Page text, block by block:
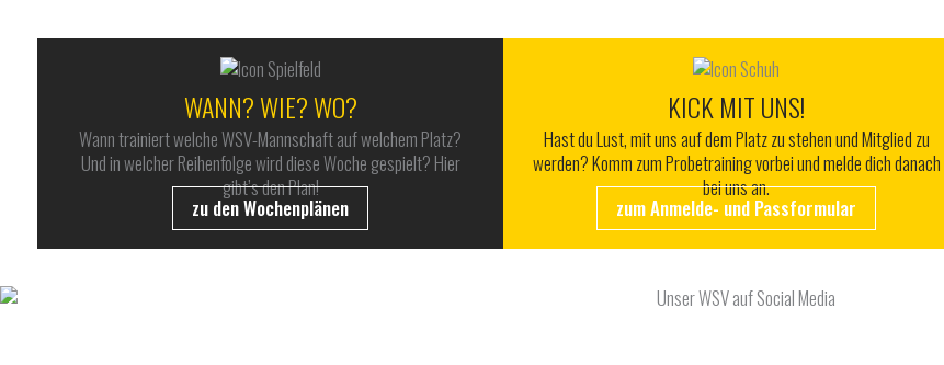
WANN? WIE? WO?
Wann trainiert welche WSV-Mannschaft auf welchem Platz?
Und in welcher Reihenfolge wird diese Woche gespielt? Hier
gibt’s den Plan!
zu den Wochenplänen
KICK MIT UNS!
Hast du Lust, mit uns auf dem Platz zu stehen und Mitglied zu
werden? Komm zum Probetraining vorbei und melde dich danach
bei uns an.
zum Anmelde- und Passformular